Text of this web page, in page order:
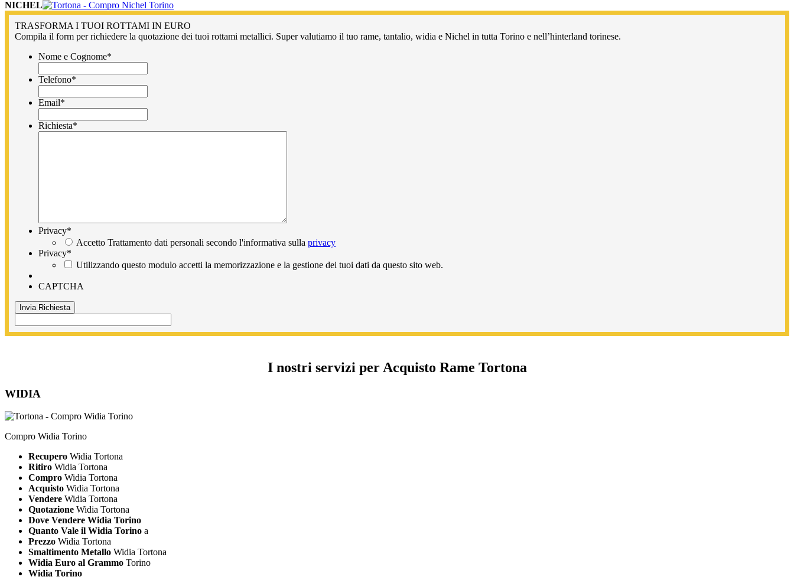
NICHEL
TRASFORMA I TUOI ROTTAMI IN EURO
Compila il form per richiedere la quotazione dei tuoi rottami metallici. Super valutiamo il tuo rame, tantalio, widia e Nichel in tutta Torino e nell’hinterland torinese.
Nome e Cognome*
Telefono*
Email*
Richiesta*
Privacy*
Accetto Trattamento dati personali secondo l'informativa sulla privacy
Privacy*
Utilizzando questo modulo accetti la memorizzazione e la gestione dei tuoi dati da questo sito web.
CAPTCHA
I nostri servizi per Acquisto Rame Tortona
WIDIA
Compro Widia Torino
Recupero Widia Tortona
Ritiro Widia Tortona
Compro Widia Tortona
Acquisto Widia Tortona
Vendere Widia Tortona
Quotazione Widia Tortona
Dove Vendere Widia Torino
Quanto Vale il Widia Torino a
Prezzo Widia Tortona
Smaltimento Metallo Widia Tortona
Widia Euro al Grammo Torino
Widia Torino